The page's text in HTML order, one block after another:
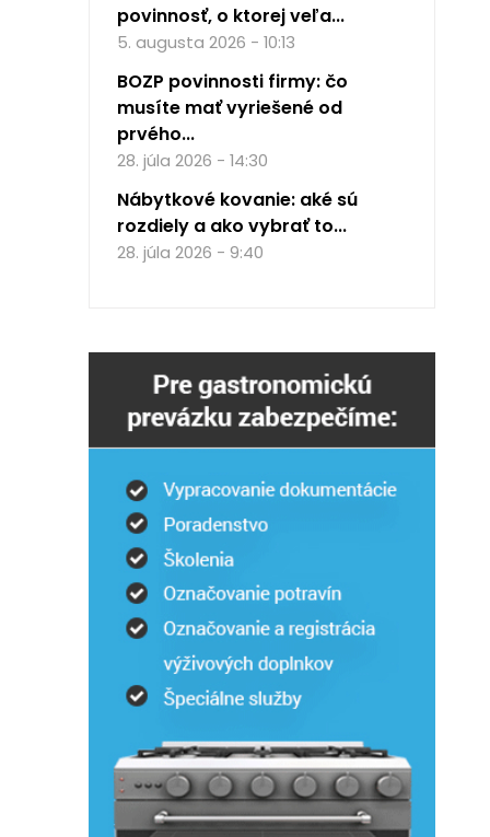
povinnosť, o ktorej veľa...
5. augusta 2026 - 10:13
BOZP povinnosti firmy: čo
musíte mať vyriešené od
prvého...
28. júla 2026 - 14:30
Nábytkové kovanie: aké sú
rozdiely a ako vybrať to...
28. júla 2026 - 9:40